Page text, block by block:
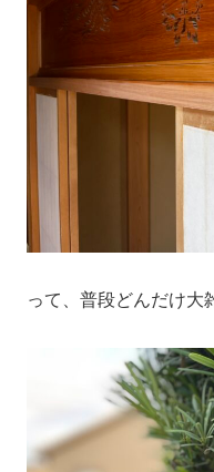
って、普段どんだけ